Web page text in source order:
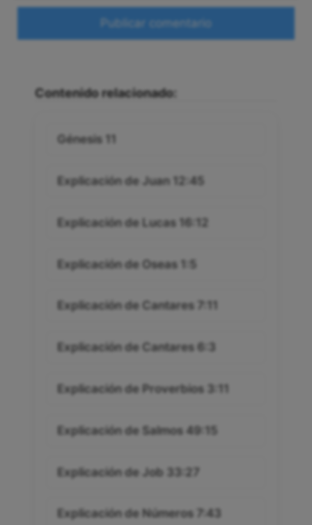
Contenido relacionado:
Génesis 11
Explicación de Juan 12:45
Explicación de Lucas 16:12
Explicación de Oseas 1:5
Explicación de Cantares 7:11
Explicación de Cantares 6:3
Explicación de Proverbios 3:11
Explicación de Salmos 49:15
Explicación de Job 33:27
Explicación de Números 7:43